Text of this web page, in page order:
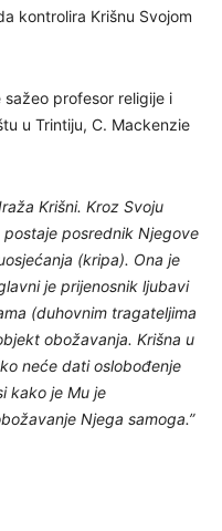
kontrolira Krišnu Svojom
profesor religije i
u Trintiju, C. Mackenzie
Krišni. Kroz Svoju
posrednik Njegove
(kripa). Ona je
je prijenosnik ljubavi
(duhovnim tragateljima
obožavanja. Krišna u
neće dati oslobođenje
kako je Mu je
Njega samoga.”